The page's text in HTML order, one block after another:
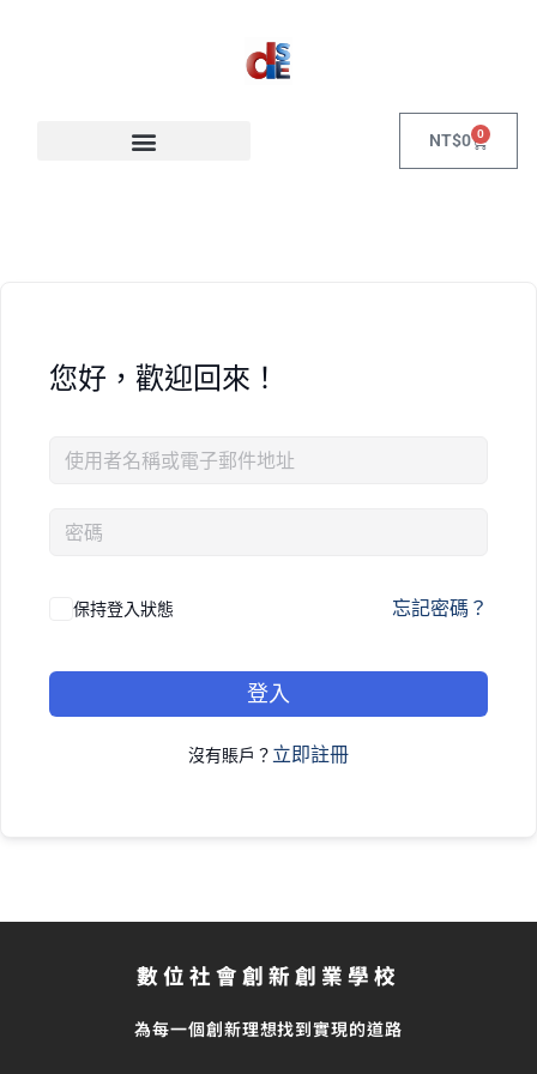
NT$0 0
您好，歡迎回來！
保持登入狀態 忘記密碼？
登入
沒有賬戶？ 立即註冊
數位社會創新創業學校
為每一個創新理想找到實現的道路